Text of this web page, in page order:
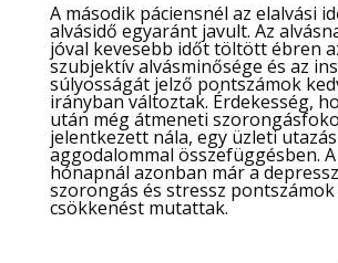
A második páciensnél az elalvási
alvásidő egyaránt javult. Az
jóval kevesebb időt töltött ébren
szubjektív alvásminősége és az
súlyosságát jelző pontszámok
irányban változtak. Érdekesség,
után még átmeneti
jelentkezett nála, egy üzleti
aggodalommal összefüggésben.
hónapnál azonban már a
szorongás és stressz pontszámok
csökkenést mutattak.